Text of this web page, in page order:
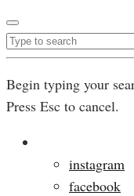
Begin typing your
Press Esc to cancel.
instagram
facebook